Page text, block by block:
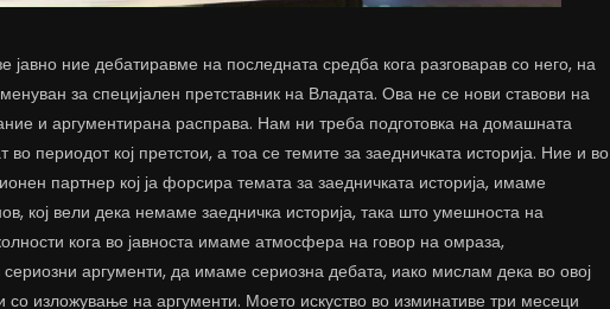
јавно ние дебатиравме на последната средба кога разговарав со него, на
за специјален претставник на Владата. Ова не се нови ставови на
и аргументирана расправа. Нам ни треба подготовка на домашната
во периодот кој претстои, а тоа се темите за заедничката историја. Ние и во
партнер кој ја форсира темата за заедничката историја, имаме
кој вели дека немаме заедничка историја, така што умешноста на
кога во јавноста имаме атмосфера на говор на омраза,
аргументи, да имаме сериозна дебата, иако мислам дека во овој
изложување на аргументи. Моето искуство во изминативе три месеци